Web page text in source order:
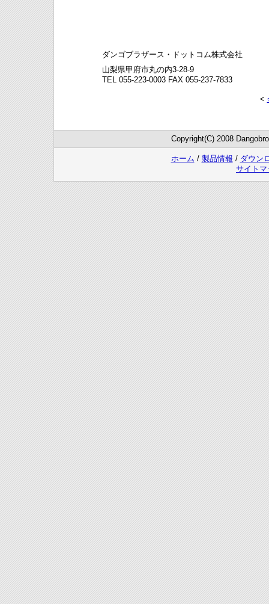
ダンゴブラザース・ドットコム株式会社
山梨県甲府市丸の内3-28-9
TEL 055-223-0003 FAX 055-237-7833
<
Copyright(C) 2008
ホーム / 製品情報 / ダウン
サイトマ